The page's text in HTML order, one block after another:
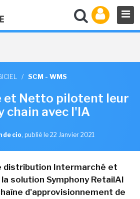
/ SCM - WMS
et Netto pilotent leur
chain avec l'IA
de cio, publié le 22 Janvier 2021
distribution Intermarché et
solution Symphony RetailAI
d'approvisionnement de